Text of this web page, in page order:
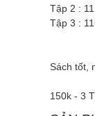
Tập 2 :
Tập 3 :
Sách tốt,
150k - 3